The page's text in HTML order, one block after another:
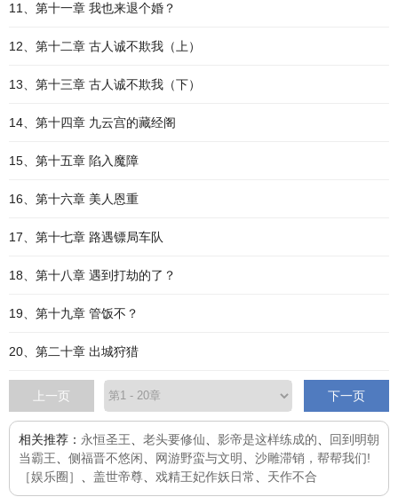
11、第十一章 我也来退个婚？
12、第十二章 古人诚不欺我（上）
13、第十三章 古人诚不欺我（下）
14、第十四章 九云宫的藏经阁
15、第十五章 陷入魔障
16、第十六章 美人恩重
17、第十七章 路遇镖局车队
18、第十八章 遇到打劫的了？
19、第十九章 管饭不？
20、第二十章 出城狩猎
上一页 下一页
相关推荐： 永恒圣王 老头要修仙 影帝是这样练成的
回到明朝
当霸王
侧福晋不悠闲 网游野蛮与文明
沙雕滞销，帮帮我们!
［娱乐圈］
盖世帝尊 戏精王妃作妖日常 天作不合